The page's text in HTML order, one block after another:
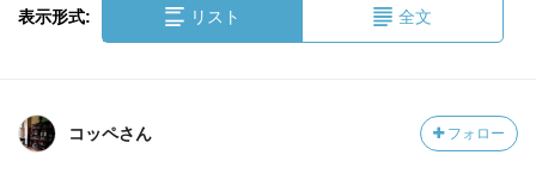
表示形式: リスト 全文
コッペさん フォロー